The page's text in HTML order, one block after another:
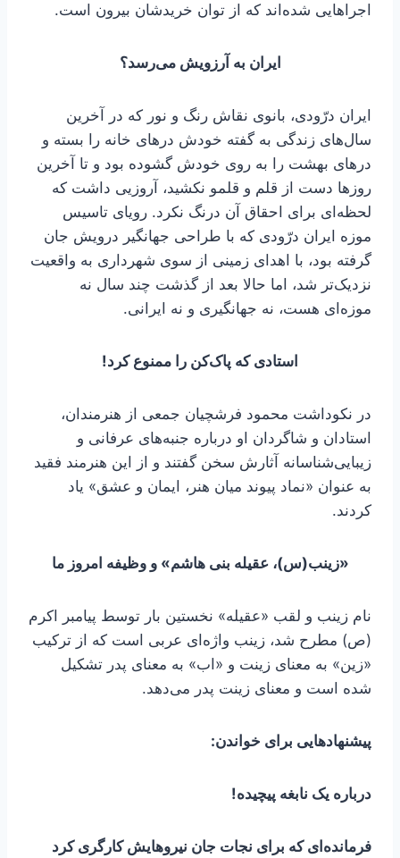
اجراهایی شده‌اند که از توان خریدشان بیرون است.
ایران به آرزویش می‌رسد؟
ایران درّودی، بانوی نقاش رنگ و نور که در آخرین
سال‌های زندگی به گفته خودش درهای خانه را بسته و
درهای بهشت را به روی خودش گشوده بود و تا آخرین
روزها دست از قلم و قلمو نکشید، آروزیی داشت که
لحظه‌ای برای احقاق آن درنگ نکرد. رویای تاسیس
موزه ایران درّودی که با طراحی جهانگیر درویش جان
گرفته بود، با اهدای زمینی از سوی شهرداری به واقعیت
نزدیک‌تر شد، اما حالا بعد از گذشت چند سال نه
موزه‌ای هست، نه جهانگیری و نه ایرانی.
استادی که پاک‌کن را ممنوع کرد!
در نکوداشت محمود فرشچیان جمعی از هنرمندان،
استادان و شاگردان او درباره جنبه‌های عرفانی و
زیبایی‌شناسانه آثارش سخن گفتند و از این هنرمند فقید
به عنوان «نماد پیوند میان هنر، ایمان و عشق» یاد
کردند.
«زینب(س)، عقیله بنی هاشم» و وظیفه امروز ما
نام زینب و لقب «عقیله» نخستین بار توسط پیامبر اکرم
(ص) مطرح شد، زینب واژه‌ای عربی است که از ترکیب
«زین» به معنای زینت و «اب» به معنای پدر تشکیل
شده است و معنای زینت پدر می‌دهد.
پیشنهادهایی برای خواندن:
درباره یک نابغه پیچیده!
فرمانده‌ای که برای نجات جان نیروهایش کارگری کرد